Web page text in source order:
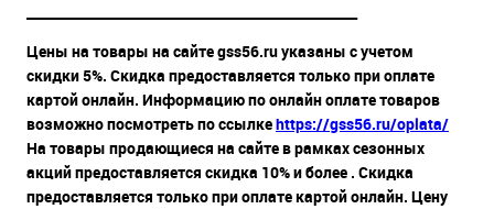
Цены на товары на сайте gss56.ru указаны с учетом
скидки 5%. Скидка предоставляется только при оплате
картой онлайн. Информацию по онлайн оплате товаров
возможно посмотреть по ссылкеhttps://gss56.ru/oplata/
На товары продающиеся на сайте в рамках сезонных
акций предоставляется скидка 10% и более . Скидка
предоставляется только при оплате картой онлайн. Цену